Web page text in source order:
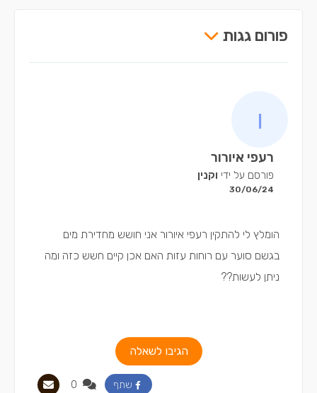
פורום גגות
רעפי איורור
פורסם על ידי וקנין
30/06/24
הומלץ לי להתקין רעפי איורור אני חושש מחדירת מים
בגשם סוער עם רוחות עזות האם אכן קיים חשש כזה ומה
ניתן לעשות??
הגיבו לשאלה
שתף